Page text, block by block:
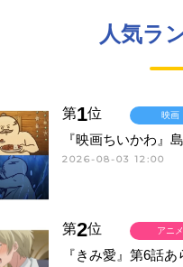
人気ラ
第1位
『映画ちいかわ』
2026-08-03 12:00
映画
第2位
『きみ愛』第6話
アニメ